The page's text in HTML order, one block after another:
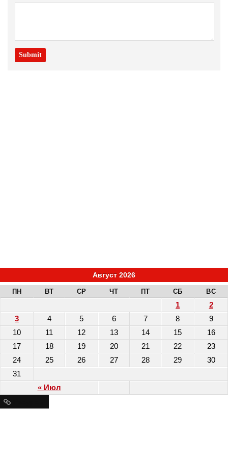
Август 2026
ПН ВТ СР ЧТ ПТ СБ ВС
« Июл
1
2
3
4 5 6 7 8
9
10
11 12 13 14 15
16
17
18 19 20 21 22
23
24
25 26 27 28 29
30
31